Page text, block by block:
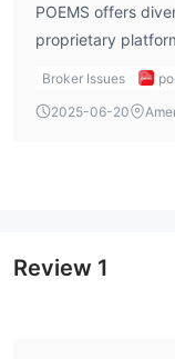
POEMS offers
proprietary
commission or
Broker Issues
2025-06-20
Review 1